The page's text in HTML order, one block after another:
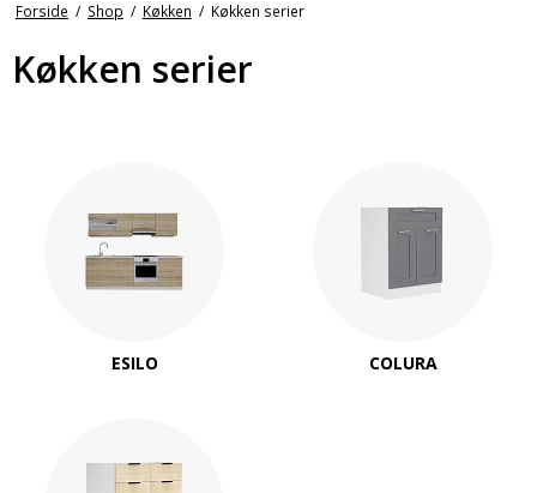
Forside / Shop / Køkken / Køkken serier
Køkken serier
ESILO COLURA